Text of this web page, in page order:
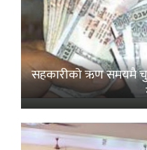
सहकारीको ऋण समयमै